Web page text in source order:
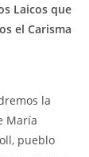
Laicos que
el Carisma
la
María
pueblo